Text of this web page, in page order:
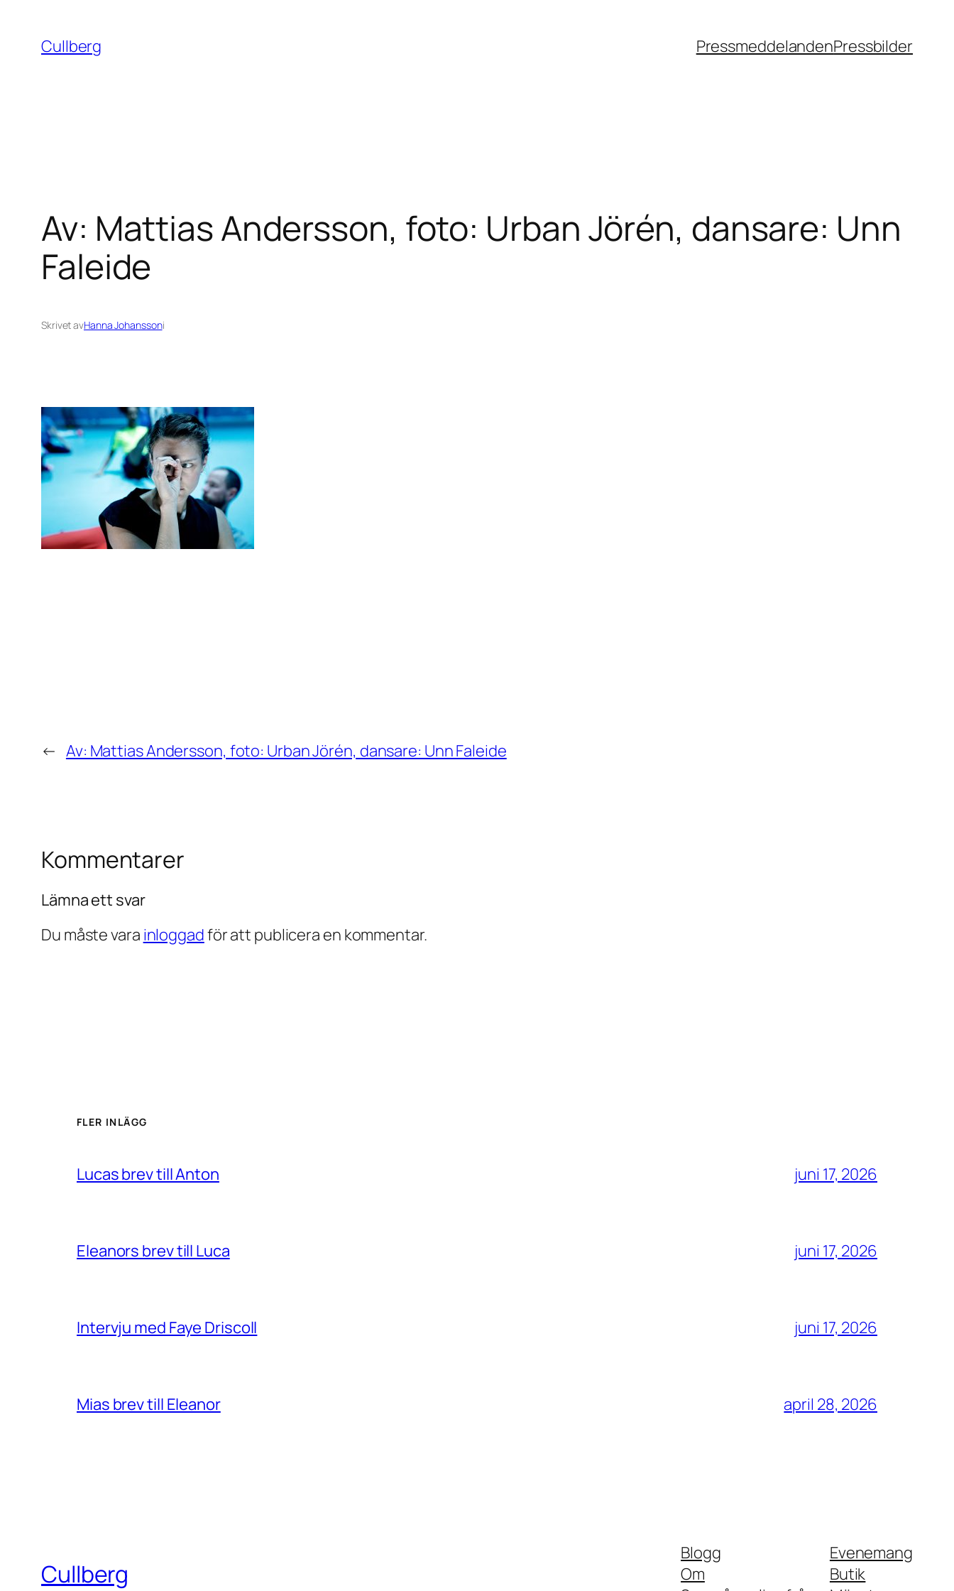
innehåll
Cullberg PressmeddelandenPressbilder
Av: Mattias Andersson, foto: Urban Jörén, dansare: Unn
Faleide
Skrivet avHanna Johanssoni
← Av: Mattias Andersson, foto: Urban Jörén, dansare: Unn Faleide
Kommentarer
Lämna ett svar
Du måste vara inloggadför att publicera en kommentar.
FLER INLÄGG
Lucas brev till Anton juni 17, 2026
Eleanors brev till Luca juni 17, 2026
Intervju med Faye Driscoll juni 17, 2026
Mias brev till Eleanor april 28, 2026
Cullberg
Blogg
Om
Evenemang
Butik